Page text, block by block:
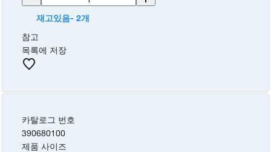
재고있음- 2개
참고
목록에 저장
카탈로그 번호
390680100
제품 사이즈